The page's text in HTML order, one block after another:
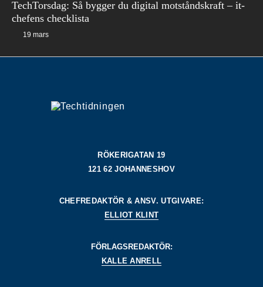
TechTorsdag: Så bygger du digital motståndskraft – it-
chefens checklista
19 mars
RÖKERIGATAN 19
121 62 JOHANNESHOV
CHEFREDAKTÖR & ANSV. UTGIVARE:
ELLIOT KLINT
FÖRLAGSREDAKTÖR:
KALLE ANRELL